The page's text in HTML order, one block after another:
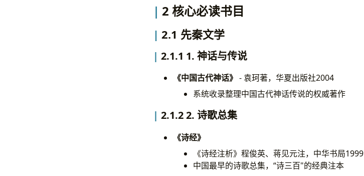
2 核心必读书目
2.1 先秦文学
2.1.1 1. 神话与传说
《中国古代神话》 - 袁珂著，华夏出版社2004
系统收录整理中国古代神话传说的权威著作
2.1.2 2. 诗歌总集
《诗经》
《诗经注析》程俊英、蒋见元注，中华书局1999
中国最早的诗歌总集，“诗三百"的经典注本